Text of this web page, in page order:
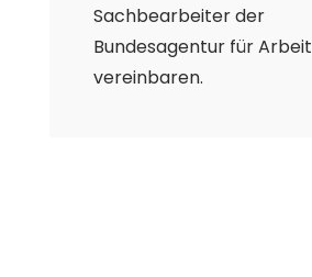
Sachbearbeiter der
Bundesagentur für Arbeit
vereinbaren.